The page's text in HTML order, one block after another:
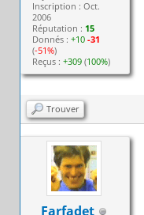
Inscription : Oct.
2006
Réputation : 15
Donnés :+10 -31
(-51%)
Reçus :+309 (100%)
Trouver
Farfadet